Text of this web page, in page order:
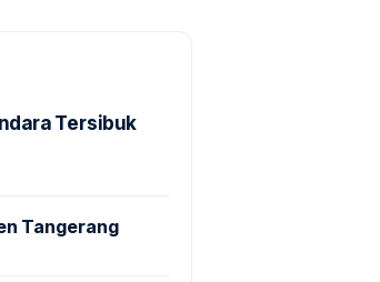
Tersibuk
Tangerang